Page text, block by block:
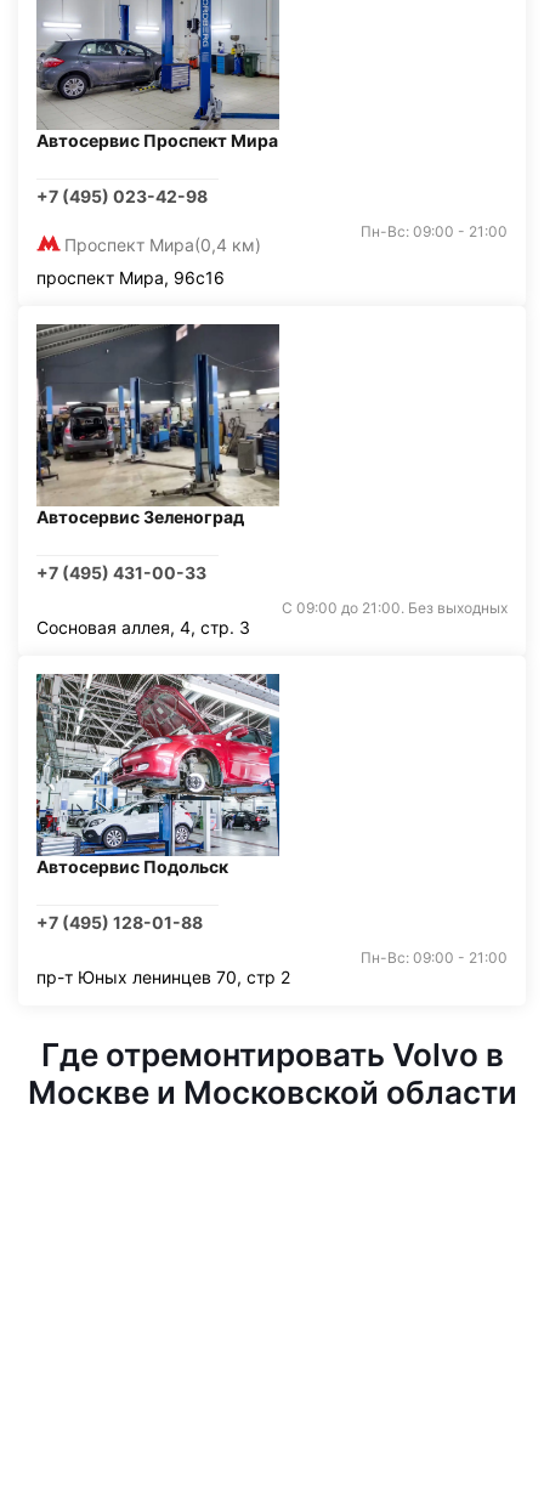
Автосервис Проспект Мира
+7 (495) 023-42-98
Проспект Мира(0,4 км)
Пн-Вс: 09:00 - 21:00
проспект Мира, 96с16
Автосервис Зеленоград
+7 (495) 431-00-33
С 09:00 до 21:00. Без выходных
Сосновая аллея, 4, стр. 3
Автосервис Подольск
+7 (495) 128-01-88
Пн-Вс: 09:00 - 21:00
пр-т Юных ленинцев 70, стр 2
Где отремонтировать Volvo в
Москве и Московской области